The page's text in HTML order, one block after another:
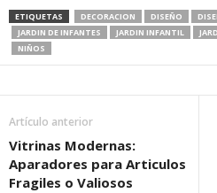
ETIQUETAS DECORACION DISEÑO
JARDIN DE INFANTES
JARDIN INFANTIL
NIÑOS
Artículo anterior
Vitrinas Modernas:
Aparadores para Articulos
Fragiles o Valiosos